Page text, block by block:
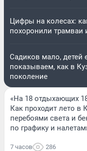
Цифры на колесах:
похоронили трамваи
Садиков мало, детей
показываем, как в
поколение
«На 18 отдыхающих
Как проходит лето в
перебоями света и
по графику и
7 часов 286